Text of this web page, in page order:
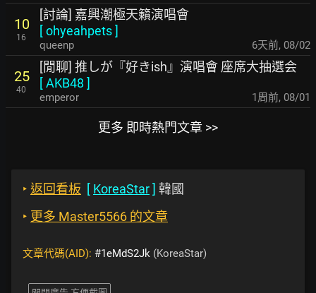
10
16
[討論] 嘉興潮極天籟演唱會
[ohyeahpets]
queenp 6天前, 08/02
25
40
[閒聊] 推しが『好きish』演唱會 座席大抽選会
[AKB48 ]
emperor 1周前, 08/01
更多 即時熱門文章 >>
‣ 返回看板 [ KoreaStar] 韓國
‣ 更多 Master5566 的文章
文章代碼(AID): #1eMdS2Jk (KoreaStar)